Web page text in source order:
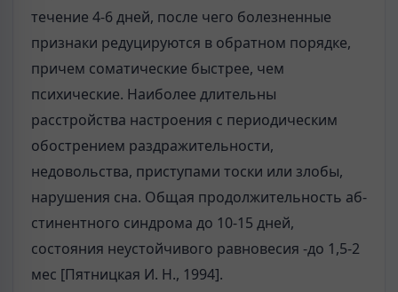
течение 4-6 дней, после чего болезненные
признаки редуцируются в обратном порядке,
причем соматические быстрее, чем
психические. Наиболее длительны
расстройства настроения с периодическим
обострением раздражительности,
недовольства, приступами тоски или злобы,
нарушения сна. Общая продолжительность аб­
стинентного синдрома до 10-15 дней,
состояния неустойчивого равновесия -до 1,5-2
мес [Пятницкая И. Н., 1994].